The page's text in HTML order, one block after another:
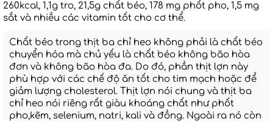
260kcal, 1,1g tro, 21,5g chất béo, 178 mg phốt pho, 1,5 mg
sắt và nhiều các vitamin tốt cho cơ thể.
Chất béo trong thịt ba chỉ heo không phải là chất béo
chuyển hóa mà chủ yếu là chất béo không bão hòa
đơn và không bão hòa đa. Do đó, phần thịt lợn này
phù hợp với các chế độ ăn tốt cho tim mạch hoặc để
giảm lượng cholesterol. Thịt lợn nói chung và thịt ba
chỉ heo nói riêng rất giàu khoáng chất như phốt
pho,kẽm, selenium, natri, kali và đồng. Ngoài ra nó còn